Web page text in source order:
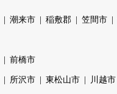
潮来市 稲敷郡 笠間市
前橋市
所沢市 東松山市 川越市